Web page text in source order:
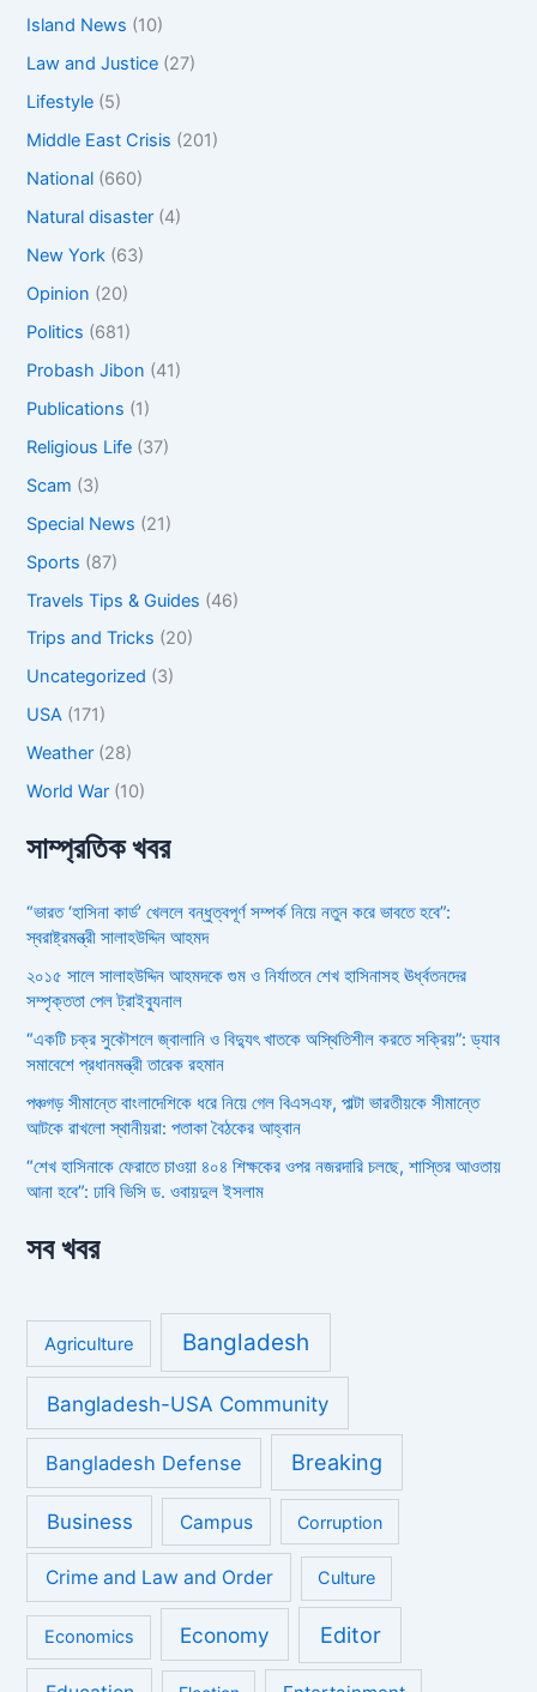
Island News (10)
Law and Justice (27)
Lifestyle (5)
Middle East Crisis (201)
National (660)
Natural disaster (4)
New York (63)
Opinion (20)
Politics (681)
Probash Jibon (41)
Publications (1)
Religious Life (37)
Scam (3)
Special News (21)
Sports (87)
Travels Tips & Guides (46)
Trips and Tricks (20)
Uncategorized (3)
USA (171)
Weather (28)
World War (10)
সাম্প্রতিক খবর
“ভারত ‘হাসিনা কার্ড’ খেললে বন্ধুত্বপূর্ণ সম্পর্ক নিয়ে নতুন করে ভাবতে হবে”:
স্বরাষ্ট্রমন্ত্রী সালাহউদ্দিন আহমদ
২০১৫ সালে সালাহউদ্দিন আহমদকে গুম ও নির্যাতনে শেখ হাসিনাসহ ঊর্ধ্বতনদের
সম্পৃক্ততা পেল ট্রাইব্যুনাল
“একটি চক্র সুকৌশলে জ্বালানি ও বিদ্যুৎ খাতকে অস্থিতিশীল করতে সক্রিয়”: ড্যাব
সমাবেশে প্রধানমন্ত্রী তারেক রহমান
পঞ্চগড় সীমান্তে বাংলাদেশিকে ধরে নিয়ে গেল বিএসএফ, পাল্টা ভারতীয়কে সীমান্তে
আটকে রাখলো স্থানীয়রা: পতাকা বৈঠকের আহ্বান
“শেখ হাসিনাকে ফেরাতে চাওয়া ৪০৪ শিক্ষকের ওপর নজরদারি চলছে, শাস্তির আওতায়
আনা হবে”: ঢাবি ভিসি ড. ওবায়দুল ইসলাম
সব খবর
Agriculture Bangladesh
Bangladesh-USA Community
Bangladesh Defense Breaking
Business Campus Corruption
Crime and Law and Order Culture
Economics Economy Editor